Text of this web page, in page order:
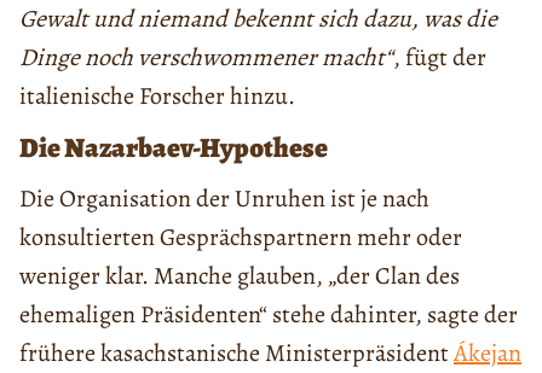
Gewalt und niemand bekennt sich dazu, was die
Dinge noch verschwommener macht“, fügt der
italienische Forscher hinzu.
Die Nazarbaev-Hypothese
Die Organisation der Unruhen ist je nach
konsultierten Gesprächspartnern mehr oder
weniger klar. Manche glauben, „der Clan des
ehemaligen Präsidenten“ stehe dahinter, sagte der
frühere kasachstanische MinisterpräsidentÁkejan